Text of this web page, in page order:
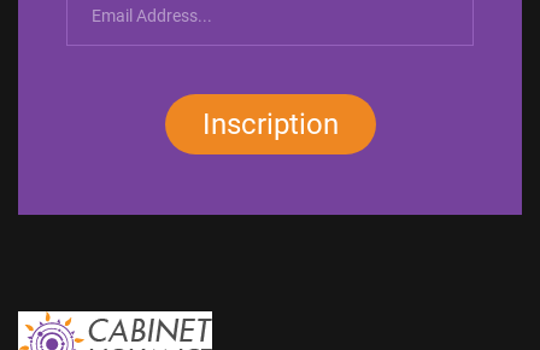
Inscription